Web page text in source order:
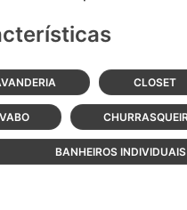
CLOSET
BANHEIROS INDIVIDUAIS